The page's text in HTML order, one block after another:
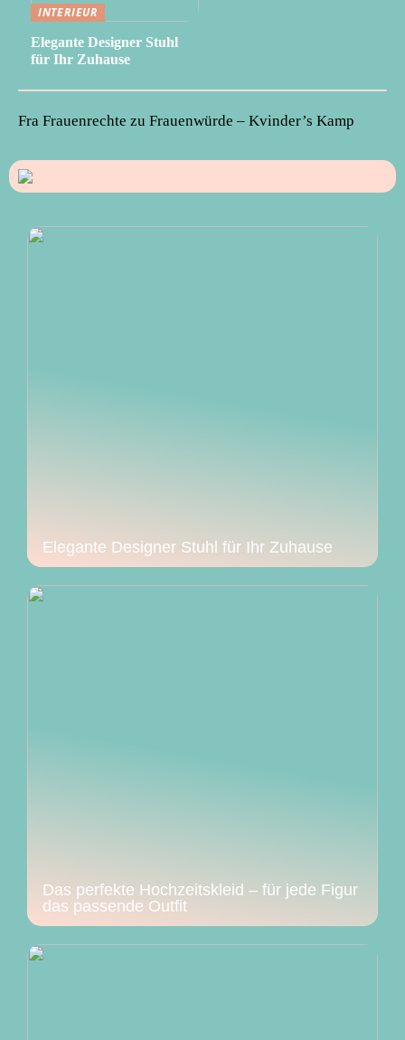
INTERIEUR
Elegante Designer Stuhl
für Ihr Zuhause
Fra Frauenrechte zu Frauenwürde – Kvinder’s Kamp
Elegante Designer Stuhl für Ihr Zuhause
Das perfekte Hochzeitskleid – für jede Figur
das passende Outfit